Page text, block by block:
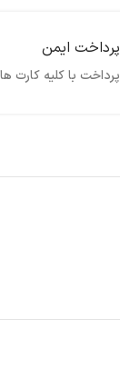
پرداخت ایمن
پرداخت با کلیه کارت